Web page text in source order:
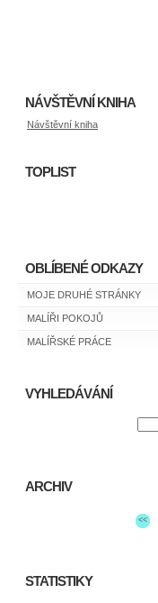
NÁVŠTĚVNÍ KNIHA
Návštěvní kniha
TOPLIST
OBLÍBENÉ ODKAZY
MOJE DRUHÉ STRÁNKY
MALÍŘI POKOJŮ
MALÍŘSKÉ PRÁCE
VYHLEDÁVÁNÍ
ARCHIV
<<
STATISTIKY